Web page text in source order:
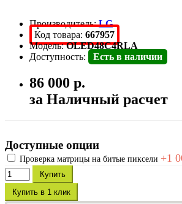
Производитель:LG
Код товара: 667957
Модель:OLED48C4RLA
Доступность:
Есть в наличии
86 000 р.
за Наличный расчет
Доступные опции
Проверка матрицы на битые пиксели +1
Купить
Купить в 1 клик